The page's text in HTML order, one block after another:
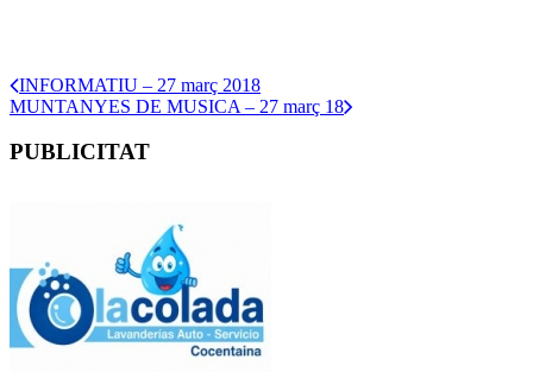
INFORMATIU – 27 març 2018
MUNTANYES DE MUSICA – 27 març 18
PUBLICITAT